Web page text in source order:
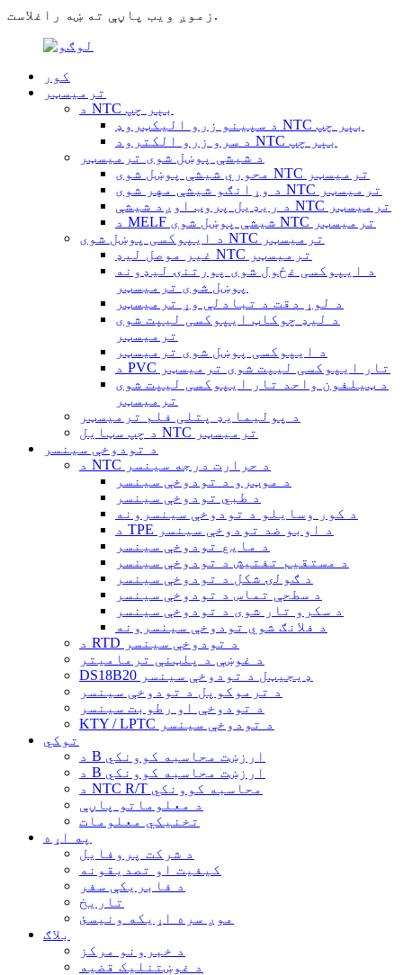
زموږ ویب پاڼې ته ښه راغلاست.
کور
ترمیسټر
د NTC بېر چپ
د سپینو زرو الیکټروډ NTC بېر چپ
د سرو زرو الکترود NTC بېر چپ
د شیشې پوښل شوی ترمیسټر
محوري شیشې پوښل شوی NTC ترمیسټر
د وړانګو شیشې مهر شوی NTC ترمیسټر
د ریډیل پروب اوږد شیشې NTC ترمیسټر
د MELF شیشې پوښل شوی NTC ترمیسټر
د ایپوکسی پوښل شوی NTC ترمیسټر
غیر موصل لیډ NTC ترمیسټر
د ایپوکسی غځول شوی پورتنۍ لیډونه
پوښل شوی ترمیسټر
د لوړ دقت د تبادلې وړ ترمیسټر
د لیډ چوکاټ ایپوکسی لیپت شوی
ترمیسټر
د ایپوکسی پوښل شوی ترمیسټر
د PVC تار ایپوکسی لیپت شوی ترمیسټر
د ټیلفون واحد تار ایپوکسی لیپت شوی
ترمیسټر
د پولیمایډ پتلی فلم ترمیسټر
د چپ سټایل NTC ترمیسټر
د تودوخې سینسر
د NTC د حرارت درجه سینسر
د موټرو د تودوخې سینسر
د طبي تودوخې سینسر
د کور وسایلو د تودوخې سینسرونه
د TPE د اوبو ضد تودوخې سینسر
د مایع تودوخې سینسر
د مستقیم تفتیش د تودوخې سینسر
د ګولۍ شکل د تودوخې سینسر
د سطحې تماس د تودوخې سینسر
د سکرو تار شوی د تودوخې سینسر
د فلانګ شوي تودوخې سینسرونه
د RTD د تودوخې سینسر
د غوښې د پلټنې ترمامیتر
DS18B20 ډیجیټل د تودوخې سینسر
د ترموکوپل د تودوخې سینسر
د تودوخې او رطوبت سینسر
KTY / LPTC د تودوخې سینسر
توکي
د B ارزښت محاسبه کوونکي
د B ارزښت محاسبه کوونکي
د NTC R/T محاسبه کوونکي
د معلوماتو پاڼې
تخنیکي معلومات
په اړه
د شرکت پروفایل
کیفیت او تصدیقونه
د فابریکې سفر
تاریخ
موږ سره اړیکه ونیسئ
بلاګ
د خبرونو مرکز
د غوښتنلیک قضیه